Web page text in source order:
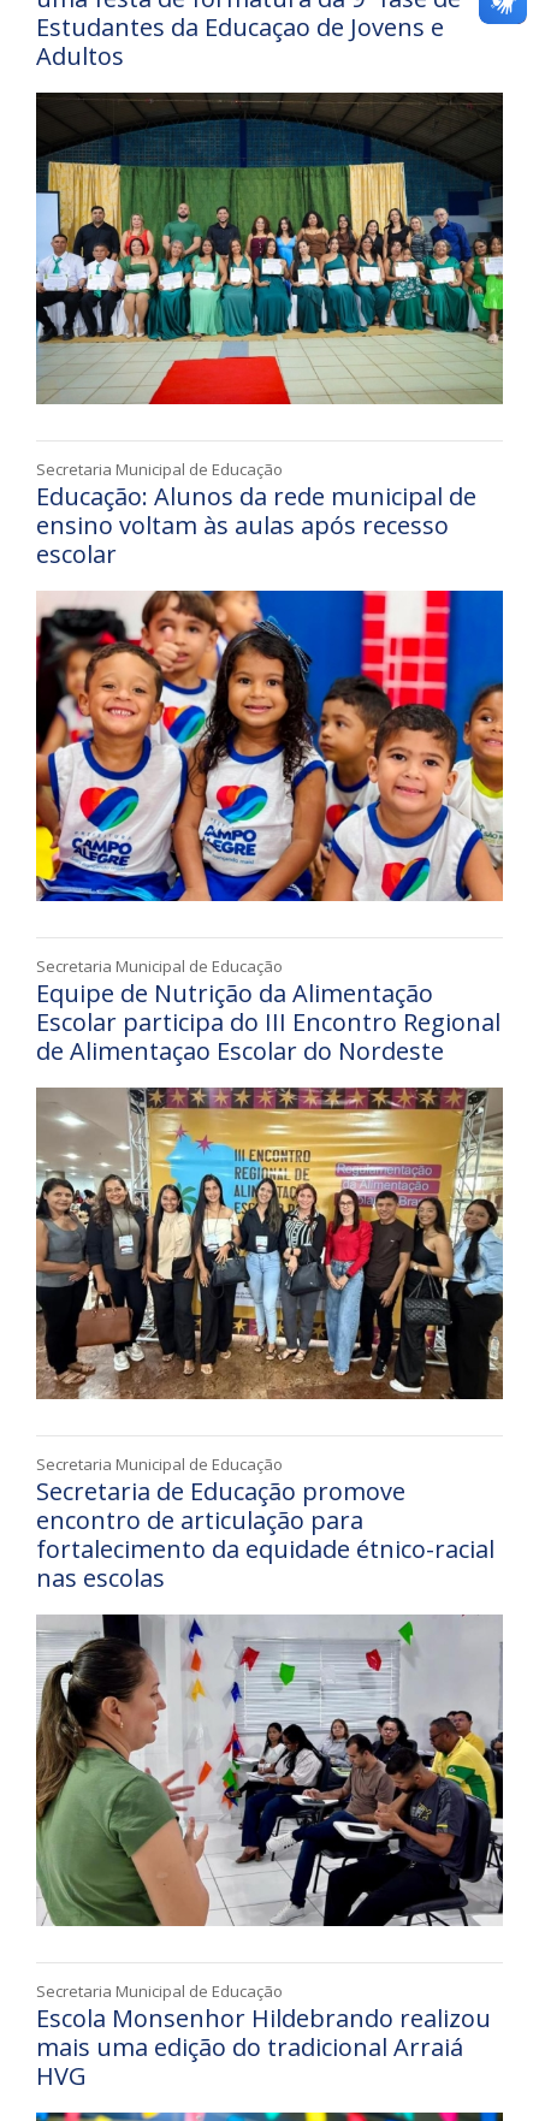
Estudantes da Educaçao de Jovens e
Adultos
Secretaria Municipal de Educação
Educação: Alunos da rede municipal de
ensino voltam às aulas após recesso
escolar
Secretaria Municipal de Educação
Equipe de Nutrição da Alimentação
Escolar participa do III Encontro Regional
de Alimentaçao Escolar do Nordeste
Secretaria Municipal de Educação
Secretaria de Educação promove
encontro de articulação para
fortalecimento da equidade étnico-racial
nas escolas
Secretaria Municipal de Educação
Escola Monsenhor Hildebrando realizou
mais uma edição do tradicional Arraiá
HVG